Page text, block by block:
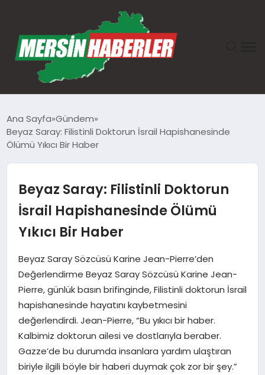
GÜNDEM
SAĞLIK
TEKNOLOJI
SPOR
YAŞAM
EĞITIM
Ana Sayfa Gündem
Beyaz Saray: Filistinli Doktorun İsrail Hapishanesinde
Ölümü Yıkıcı Bir Haber
Beyaz Saray: Filistinli Doktorun
İsrail Hapishanesinde Ölümü
Yıkıcı Bir Haber
Beyaz Saray Sözcüsü Karine Jean-Pierre’den
Değerlendirme Beyaz Saray Sözcüsü Karine Jean-
Pierre, günlük basın brifinginde, Filistinli doktorun İsrail
hapishanesinde hayatını kaybetmesini
değerlendirdi. Jean-Pierre, “Bu yıkıcı bir haber.
Kalbimiz doktorun ailesi ve dostlarıyla beraber.
Gazze’de bu durumda insanlara yardım ulaştıran
biriyle ilgili böyle bir haberi duymak çok zor bir şey.”